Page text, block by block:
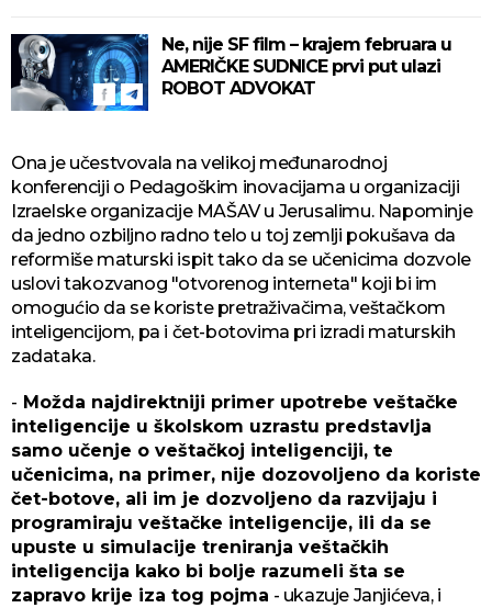
Ne, nije SF film – krajem februara u
AMERIČKE SUDNICE prvi put ulazi
ROBOT ADVOKAT
Ona je učestvovala na velikoj međunarodnoj
konferenciji o Pedagoškim inovacijama u organizaciji
Izraelske organizacije MAŠAV u Jerusalimu. Napominje
da jedno ozbiljno radno telo u toj zemlji pokušava da
reformiše maturski ispit tako da se učenicima dozvole
uslovi takozvanog "otvorenog interneta" koji bi im
omogućio da se koriste pretraživačima, veštačkom
inteligencijom, pa i čet-botovima pri izradi maturskih
zadataka.
- Možda najdirektniji primer upotrebe veštačke
inteligencije u školskom uzrastu predstavlja
samo učenje o veštačkoj inteligenciji, te
učenicima, na primer, nije dozovoljeno da koriste
čet-botove, ali im je dozvoljeno da razvijaju i
programiraju veštačke inteligencije, ili da se
upuste u simulacije treniranja veštačkih
inteligencija kako bi bolje razumeli šta se
zapravo krije iza tog pojma - ukazuje Janjićeva, i